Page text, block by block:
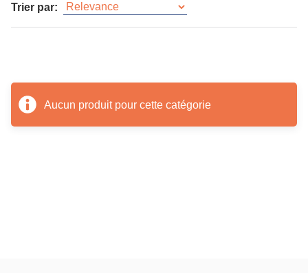
Trier par:
Aucun produit pour cette catégorie